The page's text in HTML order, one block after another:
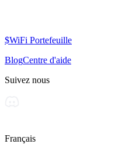
$WiFi Portefeuille
BlogCentre d'aide
Suivez nous
Français